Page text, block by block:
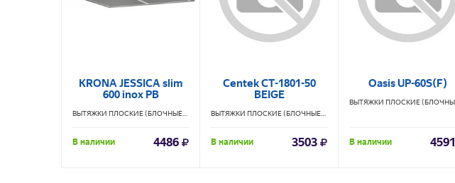
KRONA JESSICA slim
600 inox PB
ВЫТЯЖКИ ПЛОСКИЕ (БЛОЧНЫЕ)KRONA
В наличии 4486
Centek CT-1801-50
BEIGE
ВЫТЯЖКИ ПЛОСКИЕ (БЛОЧНЫЕ)CENTEK
В наличии 3503
Oasis UP-60S(F)
В наличии 4591